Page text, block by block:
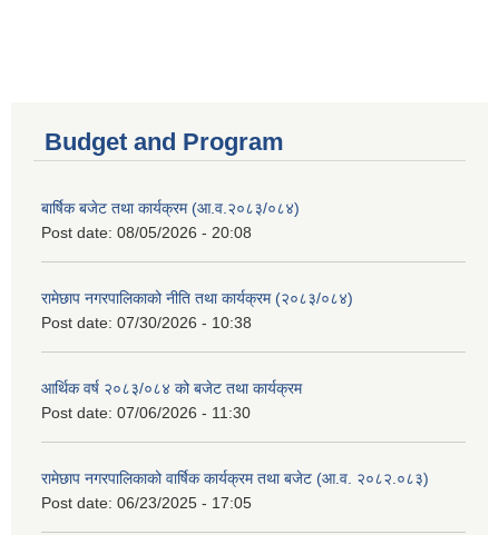
Budget and Program
बार्षिक बजेट तथा कार्यक्रम (आ.व.२०८३/०८४)
Post date: 08/05/2026 - 20:08
रामेछाप नगरपालिकाको नीति तथा कार्यक्रम (२०८३/०८४)
Post date: 07/30/2026 - 10:38
आर्थिक वर्ष २०८३/०८४ को बजेट तथा कार्यक्रम
Post date: 07/06/2026 - 11:30
रामेछाप नगरपालिकाको वार्षिक कार्यक्रम तथा बजेट (आ.व. २०८२.०८३)
Post date: 06/23/2025 - 17:05